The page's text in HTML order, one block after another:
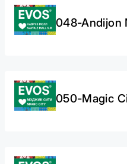
048-Andijon
050-Magic